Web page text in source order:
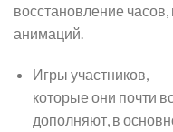
восстановление
анимаций.
Игры участников,
которые они почти
дополняют, в